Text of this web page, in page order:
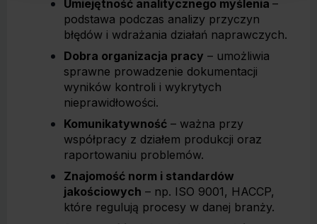
Umiejętność analitycznego myślenia –
podstawa podczas analizy przyczyn
błędów i wdrażania działań naprawczych.
Dobra organizacja pracy – umożliwia
sprawne prowadzenie dokumentacji
wyników kontroli i wykrytych
nieprawidłowości.
Komunikatywność – ważna przy
współpracy z działem produkcji oraz
raportowaniu problemów.
Znajomość norm i standardów
jakościowych – np. ISO 9001, HACCP,
które regulują procesy w danej branży.